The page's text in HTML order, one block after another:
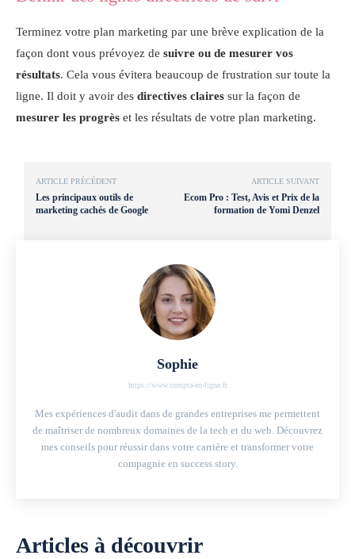
Terminez votre plan marketing par une brève explication de la
façon dont vous prévoyez de suivre ou de mesurer vos
résultats. Cela vous évitera beaucoup de frustration sur toute la
ligne. Il doit y avoir des directives claires sur la façon de
mesurer les progrès et les résultats de votre plan marketing.
ARTICLE PRÉCÉDENT
Les principaux outils de
marketing cachés de Google
ARTICLE SUIVANT
Ecom Pro : Test, Avis et Prix de la
formation de Yomi Denzel
Sophie
https://www.compta-en-ligne.fr
Mes expériences d'audit dans de grandes entreprises me permettent
de maîtriser de nombreux domaines de la tech et du web. Découvrez
mes conseils pour réussir dans votre carrière et transformer votre
compagnie en success story.
Articles à découvrir